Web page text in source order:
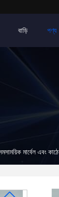
বাড়ি পণ্য
মার্বেল এবং